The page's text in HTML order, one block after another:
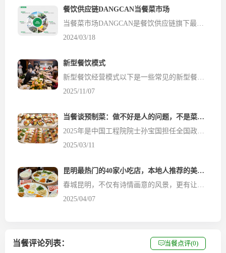
餐饮供应链DANGCAN当餐菜市场
当餐菜市场DANGCAN是餐饮供应链旗下最核心业务板块，以智慧菜市场、农产品物流园、线上平台、专业市场、产业园区为运营核心，主要致力于农产品B端流转、C端消费，实现优质农产品从源头到市场的全过程可溯源管控，打造集研、产、供、销为一体的全产业链农产品交易平台和绿色生鲜品牌。当餐菜市场以推动城市扩容提质、乡村农产振兴为目的，多年来，通过升级改造传统菜市场、建设标...
2024/03/18
新型餐饮模式
新型餐饮经营模式以下是一些常见的新型餐饮经营模式，餐饮供应链汇总后供您参考：智能化运营模式无人餐厅：通过智能设备实现点餐、烹饪、送餐全流程自动化，降低人力成本，提升效率。智能点餐与推荐系统：利用AI算法根据顾客偏好提供个性化菜品推荐，提高点餐效率和满意度。线上线下融合模式外卖与堂食一体化：优化外卖包装和菜品设计，通过线上平台推广吸引顾客，扩大市场份额。线上预...
2025/11/07
当餐谈预制菜：做不好是人的问题，不是菜的问题
2025年是中国工程院院士孙宝国担任全国政协委员的第八年。作为食品领域的学者，每年全国政协会议召开期间，他都会重点关注与食品有关的话题。履职八年间，孙宝国依托自己的专业和优势，提出过不少涉及食品的提案。比如，加强食品安全与健康科普的科学严谨性、促进食品包装材料再利用、培育食品行业创新人才等。 餐饮食材网2025年获悉，孙宝国依然重点关注食品领域。他希望能提升...
2025/03/11
昆明最热门的40家小吃店，本地人推荐的美食清单
春城昆明，不仅有诗情画意的风景，更有让人流连忘返的美食。作为一名在云南生活多年的美食探店达人，今天餐饮食材网当餐君要为大家带来 昆明本地人才知道的40家小吃宝藏店铺 ，这份清单几乎囊括了昆明各个区域的经典美食。 无论你是昆明老饕还是初来乍到的游客，这份清单都能让你的味蕾得到满足！ 1、【云南特色米线篇】 1. 老阿姨过桥米线（南屏街店） 这家店的汤底熬制长达...
2025/04/07
当餐评论列表： 当餐点评(0)